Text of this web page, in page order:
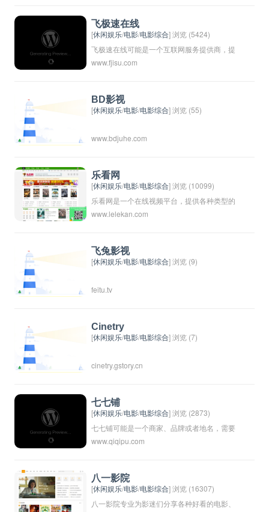
飞极速在线
[休闲娱乐/电影/电影综合] 浏览 (5424)
飞极速在线可能是一个互联网服务提供商，提
供快速的网络连接和在线服务。这个名称暗示
数据和信息的平台或应用程序。
www.fjisu.com
BD影视
[休闲娱乐/电影/电影综合] 浏览 (55)
www.bdjuhe.com
乐看网
[休闲娱乐/电影/电影综合] 浏览 (10099)
乐看网是一个在线视频平台，提供各种类型的
影视作品，包括电影、电视剧、综艺节目等。
会有一些独家的资源。通过付费会员可以享受
更多的高清、无广告等特权。
www.lelekan.com
飞兔影视
[休闲娱乐/电影/电影综合] 浏览 (9)
feitu.tv
Cinetry
[休闲娱乐/电影/电影综合] 浏览 (7)
cinetry.gstory.cn
七七铺
[休闲娱乐/电影/电影综合] 浏览 (2873)
七七铺可能是一个商家、品牌或者地名，需要
更多的上下文信息才能准确理解其含义。请提
www.qiqipu.com
八一影院
[休闲娱乐/电影/电影综合] 浏览 (16307)
八一影院专业为影迷们分享各种好看的电影、